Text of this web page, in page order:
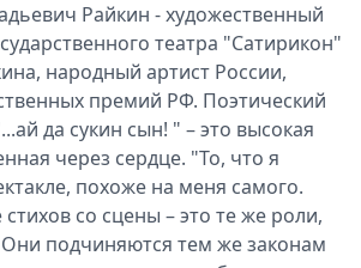
Райкин - художественный
театра "Сатирикон"
народный артист России,
премий РФ. Поэтический
да сукин сын! " – это высокая
через сердце. "То, что я
похоже на меня самого.
со сцены – это те же роли,
подчиняются тем же законам